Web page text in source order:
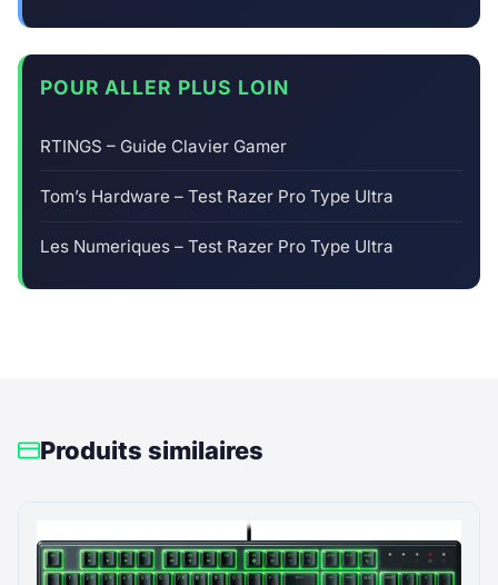
POUR ALLER PLUS LOIN
RTINGS – Guide Clavier Gamer
Tom’s Hardware – Test Razer Pro Type Ultra
Les Numeriques – Test Razer Pro Type Ultra
Produits similaires